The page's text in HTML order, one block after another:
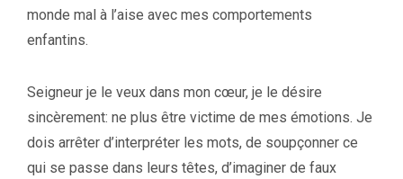
monde mal à l’aise avec mes comportements
enfantins.
Seigneur je le veux dans mon cœur, je le désire
sincèrement: ne plus être victime de mes émotions. Je
dois arrêter d’interpréter les mots, de soupçonner ce
qui se passe dans leurs têtes, d’imaginer de faux